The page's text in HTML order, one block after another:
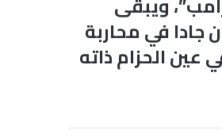
جادا في محاربة
الحزام ذاته